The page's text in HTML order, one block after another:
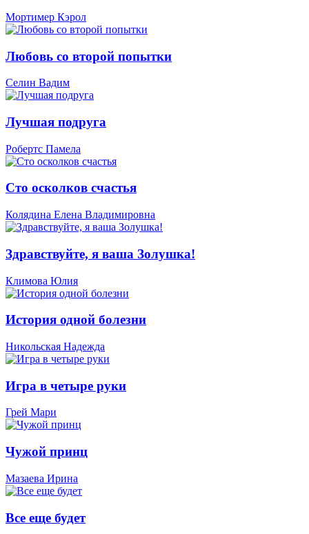
Мортимер Кэрол
Любовь со второй попытки
Селин Вадим
Лучшая подруга
Робертс Памела
Сто осколков счастья
Колядина Елена Владимировна
Здравствуйте, я ваша Золушка!
Климова Юлия
История одной болезни
Никольская Надежда
Игра в четыре руки
Грей Мари
Чужой принц
Мазаева Ирина
Все еще будет